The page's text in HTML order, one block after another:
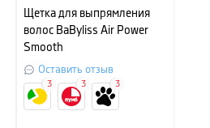
Щетка для выпрямления
волос BaByliss Air Power
Smooth
Оставить отзыв
3 3 3